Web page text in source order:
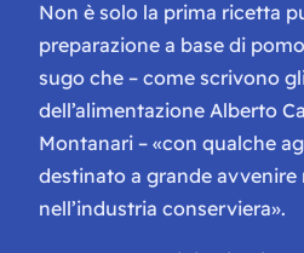
Non è solo la prima ricetta
preparazione a base di
sugo che – come scrivono
dell’alimentazione Alberto
Montanari – «con qualche
destinato a grande avvenire
nell’industria conserviera».